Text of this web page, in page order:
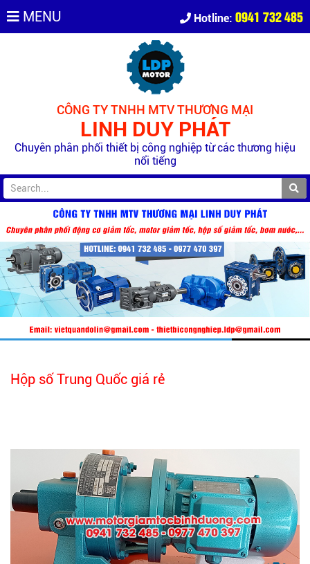
MENU Hotline: 0941 732 485
CÔNG TY TNHH MTV THƯƠNG MẠI
LINH DUY PHÁT
Chuyên phân phối thiết bị công nghiệp từ các thương hiệu
nổi tiếng
Hộp số Trung Quốc giá rẻ